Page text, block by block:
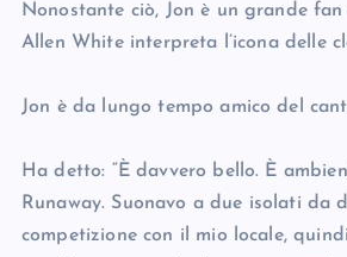
Nonostante ciò, Jon è un grande
Allen White interpreta l’icona delle
Jon è da lungo tempo amico del
Ha detto: “È davvero bello. È
Runaway. Suonavo a due isolati da
competizione con il mio locale,